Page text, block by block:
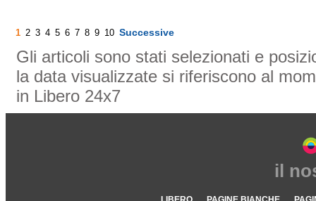
1 2 3 4 5 6 7 8 9 10 Successive
Gli articoli sono stati selezionati e
la data visualizzate si riferiscono al
in Libero 24x7
il